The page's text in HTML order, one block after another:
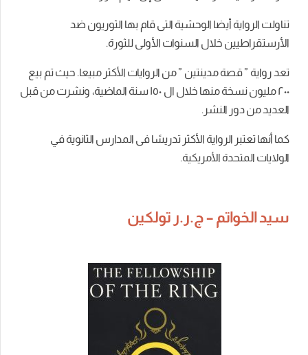
تناولت الرواية أيضا الوحشية التى قام بها الثوريون ضد
الأرستقراطيين خلال السنوات الأولى للثورة.
تعد رواية ” قصة مدينتين ” من الروايات الأكثر مبيعا. حيث تم بيع
٢۰۰ مليون نسخة منها خلال ال ١٥۰ سنة الماضية، ونشرت من قبل
العديد من دور النشر.
كما أنها تعتبر الرواية الأكثر تدريسًا فى المدارس الثانوية في
الولايات المتحدة الأمريكية.
سيد الخواتم – ج.ر.ر تولكين